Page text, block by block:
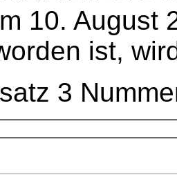
10. August
ist,
3